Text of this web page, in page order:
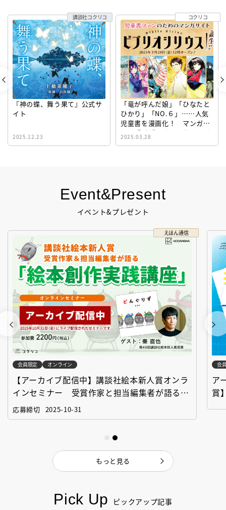
Pick Up ピックアップ記事
Event&Present
イベント&プレゼント
えほん通信
会員限定 オンライン
【アーカイブ配信中】講談社絵本新人賞オンラ
インセミナー 受賞作家と担当編集者が語る
「絵本創作実践講座」
応募締切 2025-10-31
会
ア
賞
もっと見る
『神の蝶、舞う果て』公式サ
イト
2025.12.23
講談社コクリコ
「竜が呼んだ娘」「ひなたと
ひかり」「NO.６」……人気
児童書を漫画化！ マンガサ
イト『ビブリオシリウス』誕
生！
2025.03.28
コクリコ